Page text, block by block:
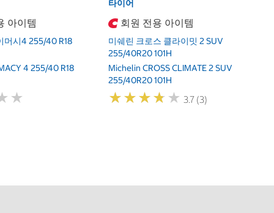
아이템
머시4 255/40 R18
4 255/40 R18
★
★
타이어
회원 전용 아이템
미쉐린 크로스 클라이밋 2 SUV
255/40R20 101H
Michelin CROSS CLIMATE 2 SUV
255/40R20 101H
★★★★ ★
★★★★ ★ 3.7 (3)